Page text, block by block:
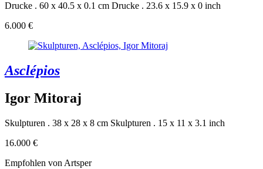
Drucke . 60 x 40.5 x 0.1 cm Drucke . 23.6 x 15.9 x 0 inch
6.000 €
Asclépios
Igor Mitoraj
Skulpturen . 38 x 28 x 8 cm Skulpturen . 15 x 11 x 3.1 inch
16.000 €
Empfohlen von Artsper